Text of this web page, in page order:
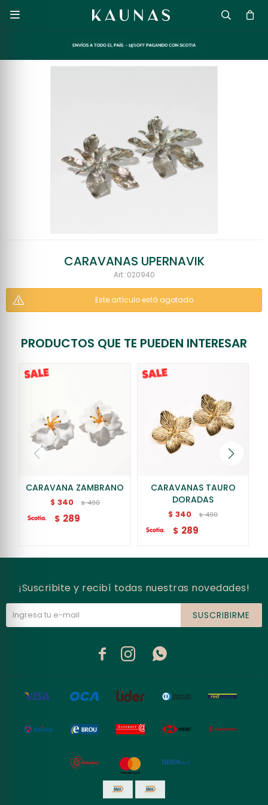

CARAVANAS UPERNAVIK
020940
Este artículo está agotado.
PRODUCTOS QUE TE PUEDEN INTERESAR
CARAVANA ZAMBRANO
$ 340 $ 490
$ 289
CARAVANAS TAURO
DORADAS
$ 340 $ 490
$ 289
¡Suscribite y recibí todas nuestras novedades!
SUSCRIBIRME
  